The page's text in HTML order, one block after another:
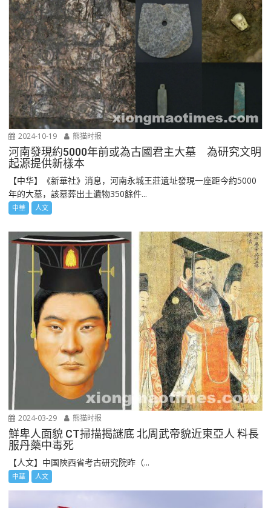
2024-10-19 熊猫时报
河南發現約5000年前或為古國君主大墓 為研究文明
起源提供新樣本
【中华】《新華社》消息，河南永城王莊遺址發現一座距今約5000
年的大墓，該墓葬出土遺物350餘件...
中華 人文
2024-03-29 熊猫时报
鮮卑人面貌 CT掃描揭謎底 北周武帝貌近東亞人 料長
服丹藥中毒死
【人文】中国陜西省考古研究院昨（...
中華 人文